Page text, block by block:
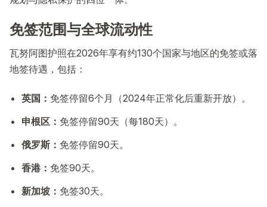
免签范围与全球流动性
瓦努阿图护照在2026年享有约130个国家与地区的免签或落
地签待遇，包括：
英国： 免签停留6个月（2024年正常化后重新开放）。
申根区： 免签停留90天（每180天）。
俄罗斯： 免签停留90天。
香港： 免签90天。
新加坡： 免签30天。